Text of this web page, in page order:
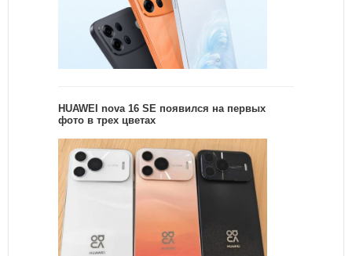
HUAWEI nova 16 SE появился на первых
фото в трех цветах